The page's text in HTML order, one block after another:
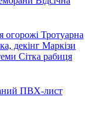
огорожі Тротуарна
декінг Маркізи
Сітка рабиця
ПВХ-лист